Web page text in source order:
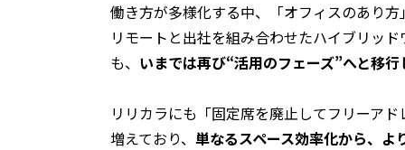
働き方が多様化する中、「オフィスのあり
リモートと出社を組み合わせたハイブリッ
も、 いまでは再び“活用のフェーズ”へと移行
リリカラにも「固定席を廃止してフリーア
増えており、 単なるスペース効率化から、